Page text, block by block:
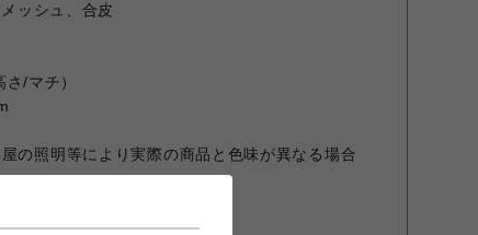
ッシュ、合皮
さ/マチ）
の照明等により実際の商品と色味が異なる場合